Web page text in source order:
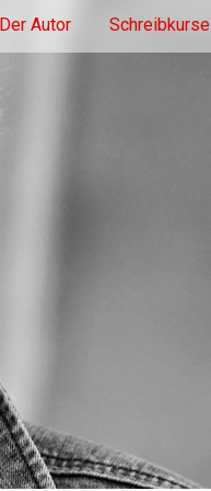
Der Autor Schreibkurse